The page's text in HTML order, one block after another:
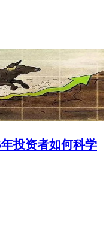
投资者如何科学